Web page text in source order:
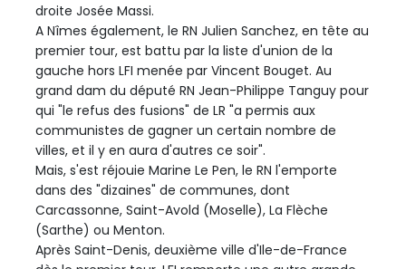
droite Josée Massi.
A Nîmes également, le RN Julien Sanchez, en tête au
premier tour, est battu par la liste d'union de la
gauche hors LFI menée par Vincent Bouget. Au
grand dam du député RN Jean-Philippe Tanguy pour
qui "le refus des fusions" de LR "a permis aux
communistes de gagner un certain nombre de
villes, et il y en aura d'autres ce soir".
Mais, s'est réjouie Marine Le Pen, le RN l'emporte
dans des "dizaines" de communes, dont
Carcassonne, Saint-Avold (Moselle), La Flèche
(Sarthe) ou Menton.
Après Saint-Denis, deuxième ville d'Ile-de-France